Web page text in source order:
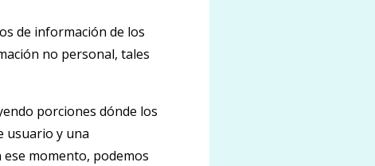
de información de los
no personal, tales
porciones dónde los
usuario y una
momento, podemos